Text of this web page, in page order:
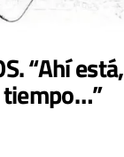
“Ahí está,